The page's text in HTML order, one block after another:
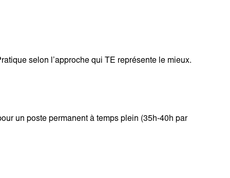
selon l’approche qui TE représente le mieux.
un poste permanent à temps plein (35h-40h par